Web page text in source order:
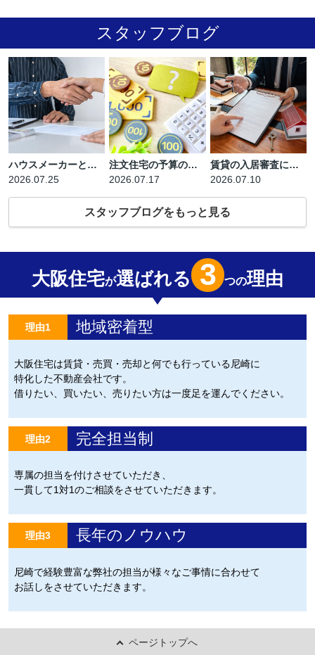
手数料・更新保証料 月額400
円...
り：28,000円 保証人なし：
35,000円 ※空き確認はお電話ま
たは、...
スタッフブログ
ハウスメーカーと工務店の違いとは？どっちがおすすめか特徴・坪単価で徹底比較
2026.07.25
注文住宅の予算の決め方とは？無理のないローン返済額と資金計画のポイントをプロが解説
2026.07.17
賃貸の入居審査に落ちる理由とは？事前にできる対策と通過率を上げるコツをプロが徹底解説
2026.07.10
スタッフブログをもっと見る
大阪住宅が選ばれる 3 つの理由
理由1 地域密着型
大阪住宅は賃貸・売買・売却と何でも行っている尼崎に
特化した不動産会社です。
借りたい、買いたい、売りたい方は一度足を運んでください。
理由2 完全担当制
専属の担当を付けさせていただき、
一貫して1対1のご相談をさせていただきます。
理由3 長年のノウハウ
尼崎で経験豊富な弊社の担当が様々なご事情に合わせて
お話しをさせていただきます。
ページトップへ